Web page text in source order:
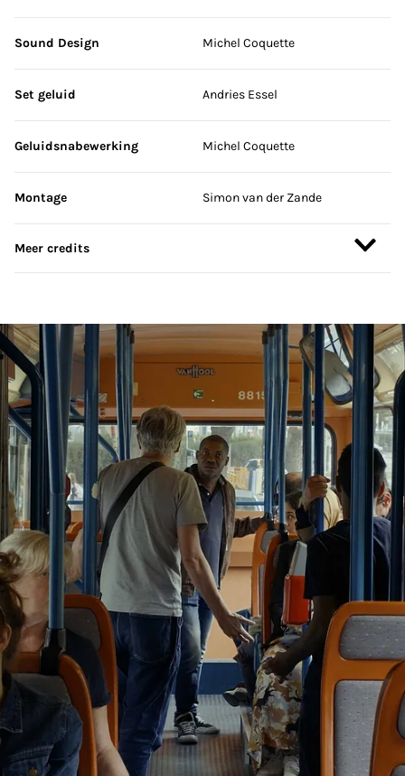
Sound Design Michel Coquette
Set geluid Andries Essel
Geluidsnabewerking Michel Coquette
Montage Simon van der Zande
Meer credits